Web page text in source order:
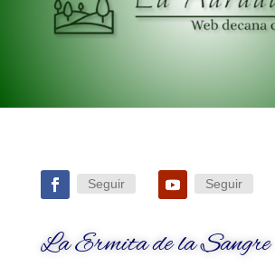
Seguir Seguir
La Ermita de la Sangre